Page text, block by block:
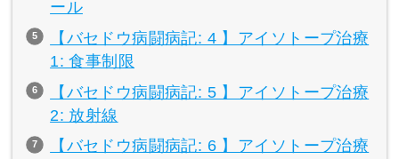
ール
【バセドウ病闘病記: 4 】アイソトープ治療
1: 食事制限
【バセドウ病闘病記: 5 】アイソトープ治療
2: 放射線
【バセドウ病闘病記: 6 】アイソトープ治療